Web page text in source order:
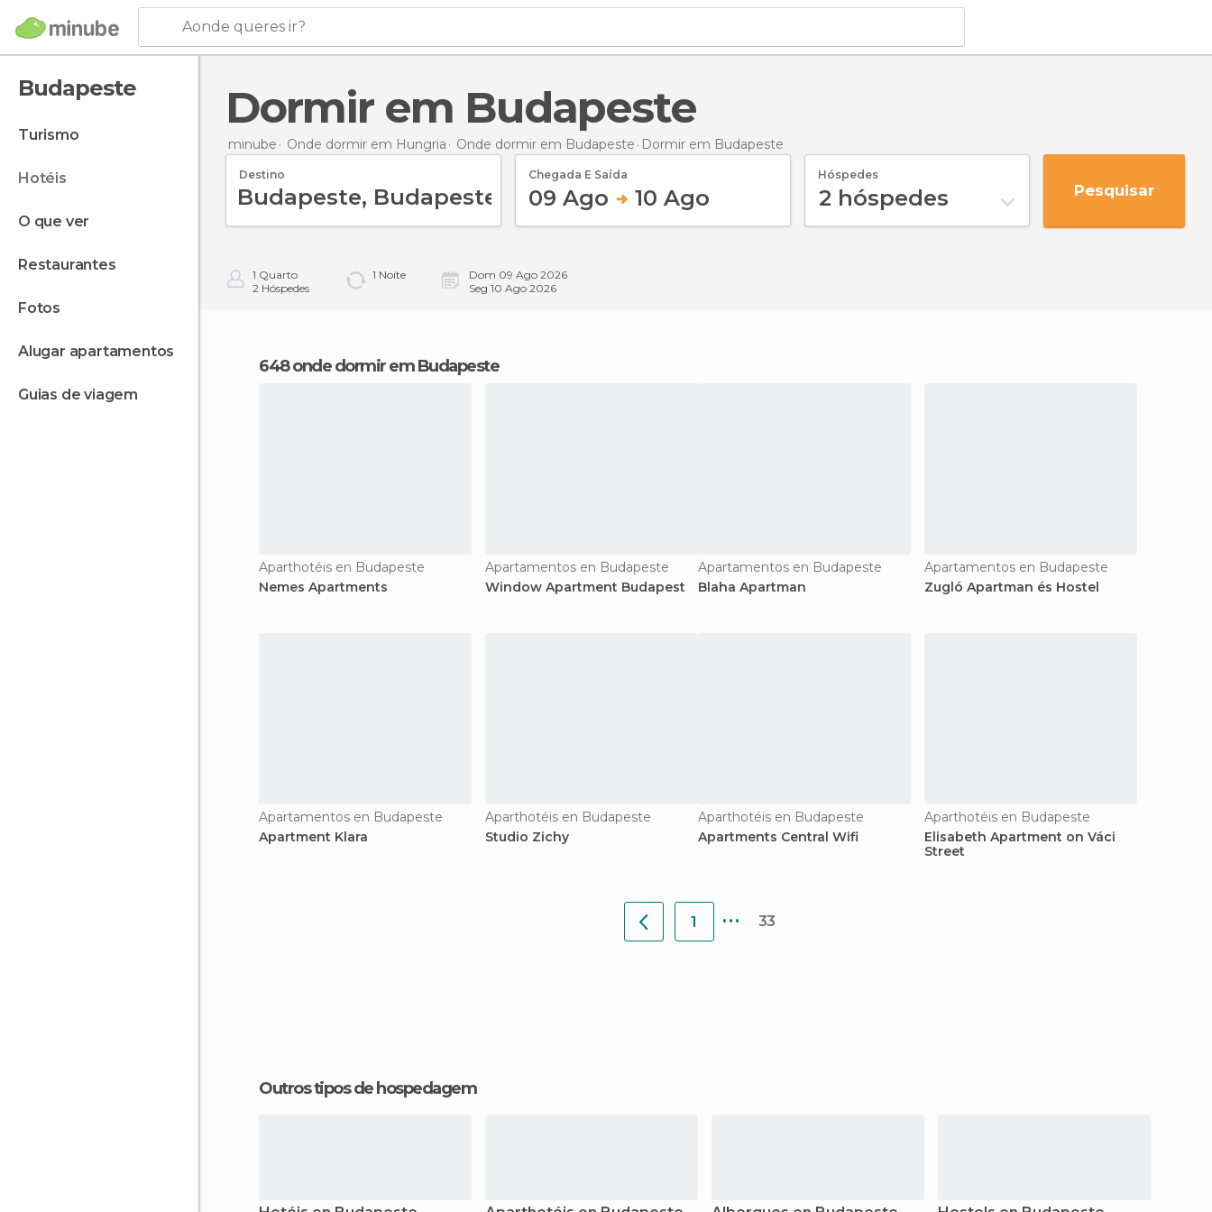
Aonde queres ir?
Budapeste
turismo
hotéis
o que ver
restaurantes
fotos
alugar apartamentos
guias de viagem
Dormir em Budapeste
minube Onde dormir em Hungria Onde dormir em Budapeste Dormir em Budapeste
Destino Chegada E Saída
09 Ago 10 Ago
Hóspedes
2 hóspedes Pesquisar
1 Quarto
2 Hóspedes
1 Noite
Dom 09 Ago 2026
Seg 10 Ago 2026
648 onde dormir em Budapeste
Aparthotéis en Budapeste
Nemes Apartments
Apartamentos en Budapeste
Window Apartment Budapest
Apartamentos en Budapeste
Blaha Apartman
Apartamentos en Budapeste
Zugló Apartman és Hostel
Apartamentos en Budapeste
Apartment Klara
Aparthotéis en Budapeste
Studio Zichy
Aparthotéis en Budapeste
Apartments Central Wifi
Aparthotéis en Budapeste
Elisabeth Apartment on Váci
Street
1 ... 33
Outros tipos de hospedagem